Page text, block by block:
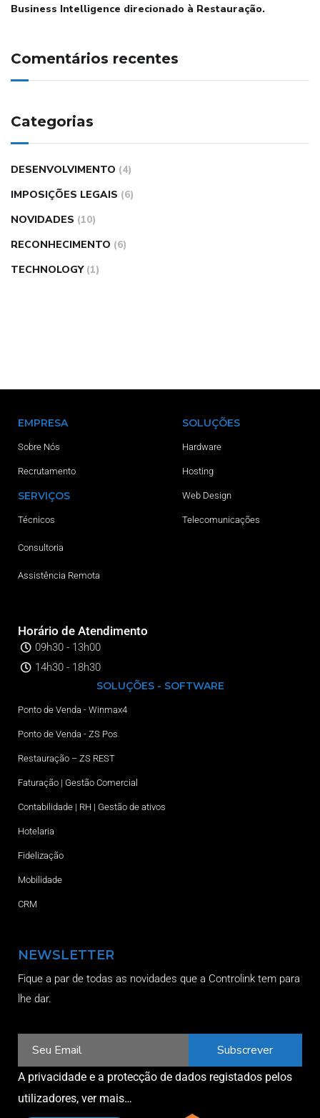
Business Intelligence direcionado à Restauração.
Comentários recentes
Categorias
DESENVOLVIMENTO (4)
IMPOSIÇÕES LEGAIS (6)
NOVIDADES (10)
RECONHECIMENTO (6)
TECHNOLOGY (1)
EMPRESA
Sobre Nós
Recrutamento
SERVIÇOS
Técnicos
Consultoria
Assistência Remota
Horário de Atendimento
09h30 - 13h00
14h30 - 18h30
SOLUÇÕES
Hardware
Hosting
Web Design
Telecomunicações
SOLUÇÕES - SOFTWARE
Ponto de Venda - Winmax4
Ponto de Venda - ZS Pos
Restauração – ZS REST
Faturação | Gestão Comercial
Contabilidade | RH | Gestão de ativos
Hotelaria
Fidelização
Mobilidade
CRM
NEWSLETTER
Fique a par de todas as novidades que a Controlink tem para
lhe dar.
Subscrever
A privacidade e a protecção de dados registados pelos
utilizadores, ver mais…